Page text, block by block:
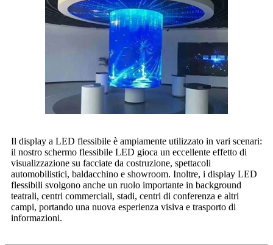
Il display a LED flessibile è ampiamente utilizzato in vari scenari:
il nostro schermo flessibile LED gioca un eccellente effetto di
visualizzazione su facciate da costruzione, spettacoli
automobilistici, baldacchino e showroom. Inoltre, i display LED
flessibili svolgono anche un ruolo importante in background
teatrali, centri commerciali, stadi, centri di conferenza e altri
campi, portando una nuova esperienza visiva e trasporto di
informazioni.